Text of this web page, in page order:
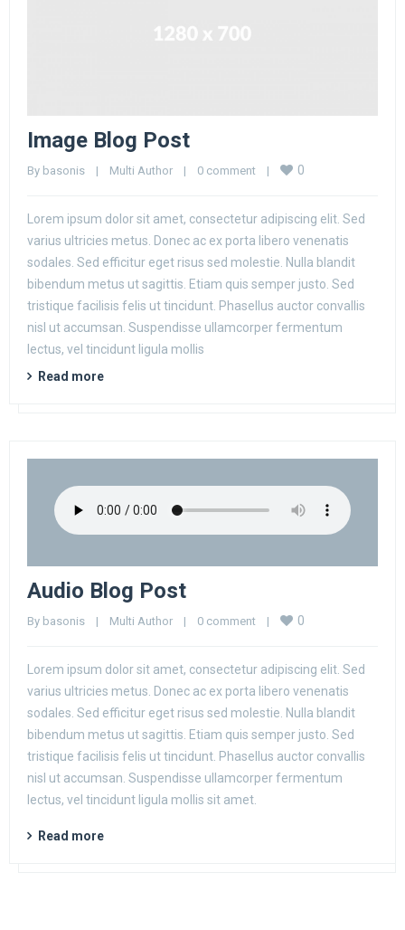
Image Blog Post
By basonis | Multi Author | 0 comment | 0
Lorem ipsum dolor sit amet, consectetur adipiscing elit. Sed
varius ultricies metus. Donec ac ex porta libero venenatis
sodales. Sed efficitur eget risus sed molestie. Nulla blandit
bibendum metus ut sagittis. Etiam quis semper justo. Sed
tristique facilisis felis ut tincidunt. Phasellus auctor convallis
nisl ut accumsan. Suspendisse ullamcorper fermentum
lectus, vel tincidunt ligula mollis
Read more
Audio Blog Post
By basonis | Multi Author | 0 comment | 0
Lorem ipsum dolor sit amet, consectetur adipiscing elit. Sed
varius ultricies metus. Donec ac ex porta libero venenatis
sodales. Sed efficitur eget risus sed molestie. Nulla blandit
bibendum metus ut sagittis. Etiam quis semper justo. Sed
tristique facilisis felis ut tincidunt. Phasellus auctor convallis
nisl ut accumsan. Suspendisse ullamcorper fermentum
lectus, vel tincidunt ligula mollis sit amet.
Read more